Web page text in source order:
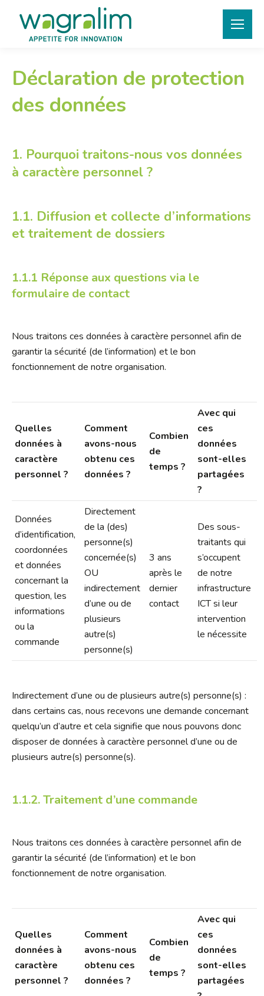
Déclaration de protection
des données
1. Pourquoi traitons-nous vos données
à caractère personnel ?
1.1. Diffusion et collecte d’informations
et traitement de dossiers
1.1.1 Réponse aux questions via le
formulaire de contact
Nous traitons ces données à caractère personnel afin de
garantir la sécurité (de l’information) et le bon
fonctionnement de notre organisation.
Quelles
données à
caractère
personnel ?
Comment
avons-nous
obtenu ces
données ?
Combien
de
temps ?
Avec qui
ces
données
sont-elles
partagées
?
Données
d’identification,
coordonnées
et données
concernant la
question, les
informations
ou la
commande
Directement
de la (des)
personne(s)
concernée(s)
OU
indirectement
d’une ou de
plusieurs
autre(s)
personne(s)
3 ans
après le
dernier
contact
Des sous-
traitants qui
s’occupent
de notre
infrastructure
ICT si leur
intervention
le nécessite
Indirectement d’une ou de plusieurs autre(s) personne(s) :
dans certains cas, nous recevons une demande concernant
quelqu’un d’autre et cela signifie que nous pouvons donc
disposer de données à caractère personnel d’une ou de
plusieurs autre(s) personne(s).
1.1.2. Traitement d’une commande
Nous traitons ces données à caractère personnel afin de
garantir la sécurité (de l’information) et le bon
fonctionnement de notre organisation.
Quelles
données à
caractère
personnel ?
Comment
avons-nous
obtenu ces
données ?
Combien
de
temps ?
Avec qui
ces
données
sont-elles
partagées